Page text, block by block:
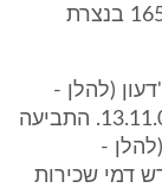
אל-חאנוק 1025, חלקה 103/2 בגוש 16508 בנצרת
ג'דעון (להלן -
"ג'דעון"), בעל המושכר, שהוגשה ביום 13.11.02. התביעה
-
דמי שכירות